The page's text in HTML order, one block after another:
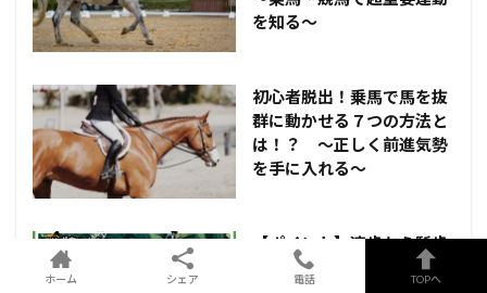
を知る～
初心者脱出！乗馬で馬を抜
群に動かせる７つの方法と
は！？ ～正しく前進気勢
を手に入れる～
【ポイント】速歩から駈歩
発進する合図＆コツと
ホーム シェア 電話 TOPへ